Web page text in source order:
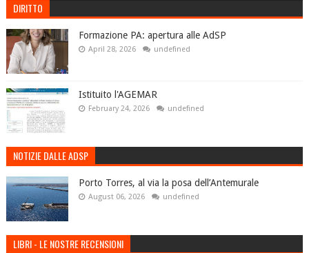
DIRITTO
Formazione PA: apertura alle AdSP
April 28, 2026 undefined
Istituito l'AGEMAR
February 24, 2026 undefined
NOTIZIE DALLE ADSP
Porto Torres, al via la posa dell’Antemurale
August 06, 2026 undefined
LIBRI - LE NOSTRE RECENSIONI